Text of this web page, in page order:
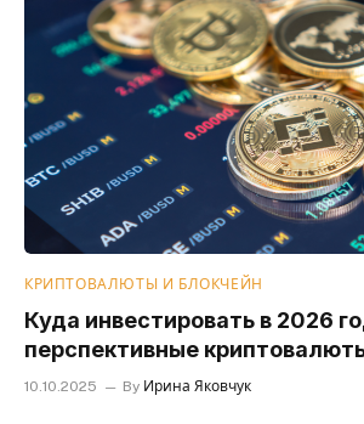
КРИПТОВАЛЮТЫ И БЛОКЧЕЙН
Куда инвестировать в 2026
перспективные
10.10.2025 By Ирина Яковчук